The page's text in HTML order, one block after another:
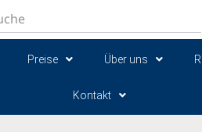
Preise Über uns
Kontakt